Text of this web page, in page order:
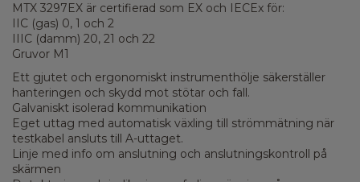
MTX 3297EX är certifierad som EX och IECEx för:
IIC (gas) 0, 1 och 2
IIIC (damm) 20, 21 och 22
Gruvor M1
Ett gjutet och ergonomiskt instrumenthölje säkerställer
hanteringen och skydd mot stötar och fall.
Galvaniskt isolerad kommunikation
Eget uttag med automatisk växling till strömmätning när
testkabel ansluts till A-uttaget.
Linje med info om anslutning och anslutningskontroll på
skärmen